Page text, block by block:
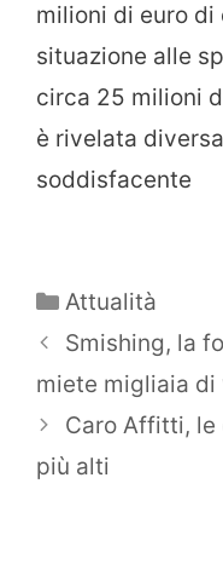
milioni di euro di
situazione alle
circa 25 milioni
è rivelata
soddisfacente
Categorie
Attualità
Smishing, la
miete migliaia
Caro Affitti,
più alti